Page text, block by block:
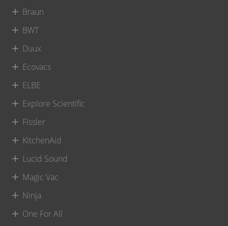
Braun
BWT
Duux
Ecovacs
ELBE
Explore Scientific
Fissler
KitchenAid
Lucid Sound
Magic Vac
Ninja
One For All